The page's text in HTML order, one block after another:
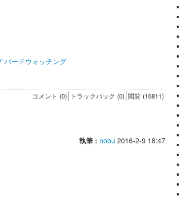
コメント (0) トラックバック (0) 閲覧 (16811)
執筆 : nobu 2016-2-9 18:47